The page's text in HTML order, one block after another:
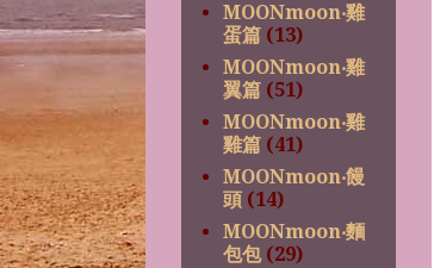
MOONmoon‧雞
蛋篇 (13)
MOONmoon‧雞
翼篇 (51)
MOONmoon‧雞
雞篇 (41)
MOONmoon‧饅
頭 (14)
MOONmoon‧麵
包包 (29)